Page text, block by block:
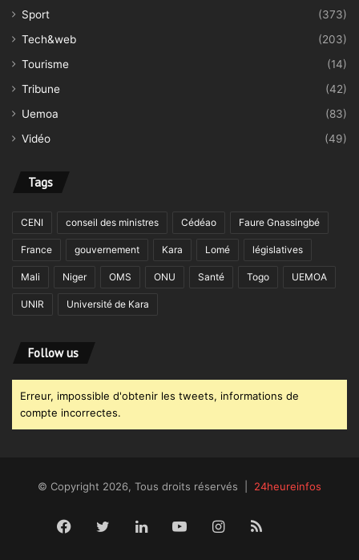
Sport
(373)
Tech&web
(203)
Tourisme
(14)
Tribune
(42)
Uemoa
(83)
Vidéo
(49)
Tags
CENI conseil des ministres Cédéao Faure Gnassingbé
France gouvernement Kara Lomé législatives
Mali Niger OMS ONU Santé Togo UEMOA
UNIR Université de Kara
Follow us
Erreur, impossible d'obtenir les tweets, informations de
compte incorrectes.
© Copyright 2026, Tous droits réservés | 24heureinfos
Facebook
TwitterLinkedinYouTubeInstagram